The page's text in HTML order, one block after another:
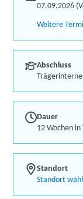
07.09.2026
Weitere
Abschluss
Dauer
12 Wochen
Standort
Standort